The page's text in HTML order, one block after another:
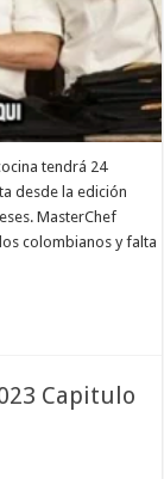
tendrá 24
desde la edición
MasterChef
colombianos y falta
Capitulo